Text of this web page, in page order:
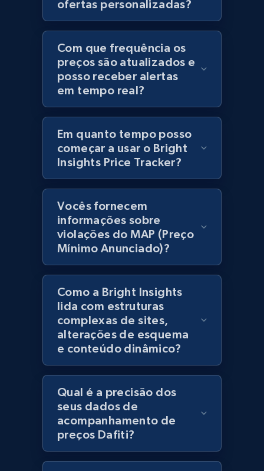
1.2K+ 208+ Comece agora
Best Buy products
URL, Product id, Title, Images, Final price,
Currency, Discount, Initial price, and more.
1.1K+ 149+ Comece agora
products using specified keywords
URL, Product id, Title, Images, Final price,
Currency, Discount, Initial price, and more.
1.1K+ 149+ Comece agora
Lazada - Products
URL, Title, Rating, Reviews, Initial price, Final
price, Currency, Stock, and more.
992+ 165+ Comece agora
Lazada - Products - Discover products by
keyword
ofertas personalizadas?
Com que frequência os
preços são atualizados e
posso receber alertas
em tempo real?
Em quanto tempo posso
começar a usar o Bright
Insights Price Tracker?
Vocês fornecem
informações sobre
violações do MAP (Preço
Mínimo Anunciado)?
Como a Bright Insights
lida com estruturas
complexas de sites,
alterações de esquema
e conteúdo dinâmico?
Qual é a precisão dos
seus dados de
acompanhamento de
preços Dafiti?